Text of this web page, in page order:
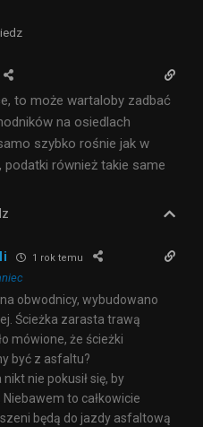
to może wartaloby zadbać
na osiedlach
szybko rośnie jak w
również takie same
1 rok temu
obwodnicy, wybudowano
Ścieżka zarasta trawą
mówione, że ścieżki
być z asfaltu?
nie pokusił się, by
to całkowicie
będą do jazdy asfaltową